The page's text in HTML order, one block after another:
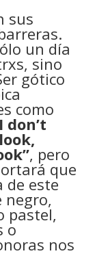
sus
un día
sino
gótico
como
don’t
, pero
que
de este
negro,
pastel,
o
nos